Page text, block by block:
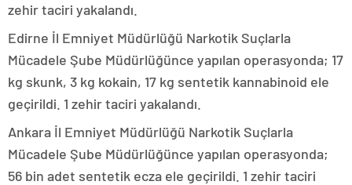
zehir taciri yakalandı.
Edirne İl Emniyet Müdürlüğü Narkotik Suçlarla
Mücadele Şube Müdürlüğünce yapılan operasyonda; 17
kg skunk, 3 kg kokain, 17 kg sentetik kannabinoid ele
geçirildi. 1 zehir taciri yakalandı.
Ankara İl Emniyet Müdürlüğü Narkotik Suçlarla
Mücadele Şube Müdürlüğünce yapılan operasyonda;
56 bin adet sentetik ecza ele geçirildi. 1 zehir taciri